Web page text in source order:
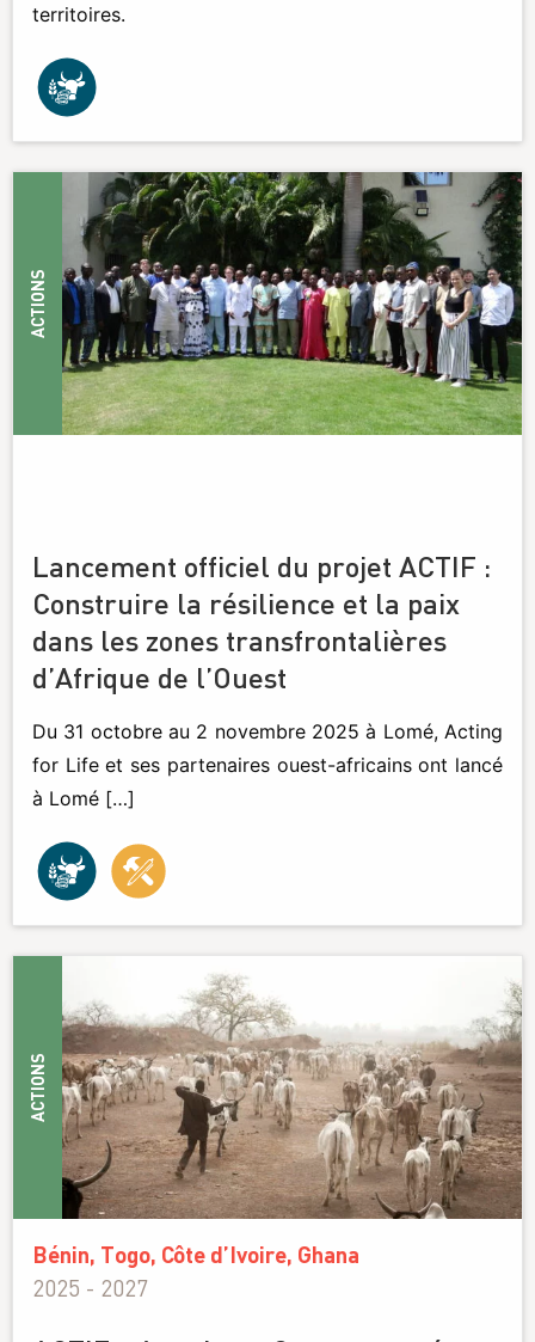
territoires.
ACTIONS
Lancement officiel du projet ACTIF :
Construire la résilience et la paix
dans les zones transfrontalières
d’Afrique de l’Ouest
Du 31 octobre au 2 novembre 2025 à Lomé, Acting
for Life et ses partenaires ouest-africains ont lancé
à Lomé […]
ACTIONS
Bénin, Togo, Côte d’Ivoire, Ghana
2025 - 2027